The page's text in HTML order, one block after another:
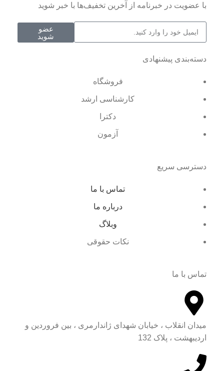
با عضویت در خبرنامه از آخرین تخفیف‌ها با خبر شوید
عضو
شوید
دسته‌بندی پیشنهادی
فروشگاه
کارشناسی ارشد
دکترا
آزمون
دسترسی سریع
تماس با ما
درباره ما
وبلاگ
نکات حقوقی
تماس با ما
میدان انقلاب ، خیابان شهدای ژاندارمری ، بین فروردین و
اردیبهشت ، پلاک 132